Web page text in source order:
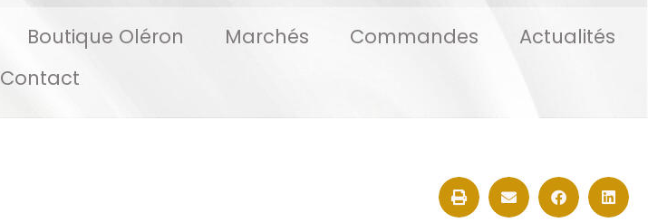
Boutique Oléron Marchés Commandes
Actualités
Contact